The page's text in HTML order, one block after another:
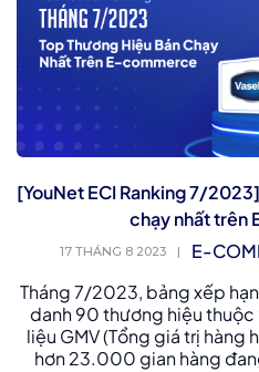
[YouNet ECI Ranking 7/
chạy nhất trên
17 THÁNG 8 2023 |
E-
Tháng 7/2023, bảng xếp
danh 90 thương hiệu thuộc
liệu GMV (Tổng giá trị hàng
hơn 23.000 gian hàng